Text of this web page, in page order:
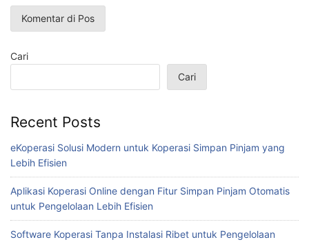
Cari
Cari
Recent Posts
eKoperasi Solusi Modern untuk Koperasi Simpan Pinjam yang
Lebih Efisien
Aplikasi Koperasi Online dengan Fitur Simpan Pinjam Otomatis
untuk Pengelolaan Lebih Efisien
Software Koperasi Tanpa Instalasi Ribet untuk Pengelolaan